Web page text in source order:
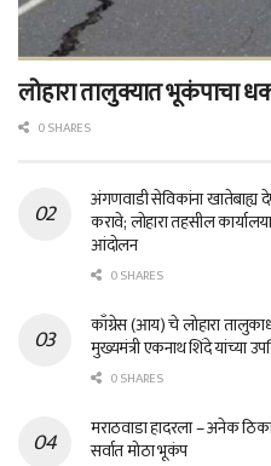
लोहारा तालुक्यात भूकंपाचा
0 SHARES
अंगणवाडी सेविकांना
करावे; लोहारा तहसील
आंदोलन
0 SHARES
काँग्रेस (आय) चे लोहारा
मुख्यमंत्री एकनाथ शिंदे यांच्या
0 SHARES
मराठवाडा हादरला – अनेक
सर्वात मोठा भूकंप